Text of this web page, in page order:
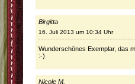
Birgitta
16. Juli 2013 um 10:34 Uhr
Wunderschönes Exemplar, das
:-)
Nicole M.